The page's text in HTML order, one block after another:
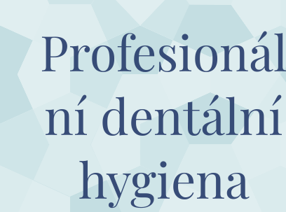
Profesionál
ní dentální
hygiena